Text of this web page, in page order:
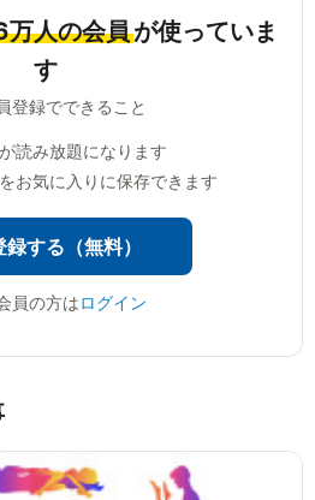
万人の会員が使っていま
す
登録でできること
読み放題になります
お気に入りに保存できます
する（無料）
員の方はログイン